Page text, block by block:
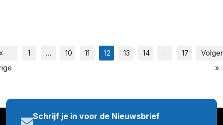
1 … 10 11 12 13 14 … 17
»
Schrijf je in voor de Nieuwsbrief